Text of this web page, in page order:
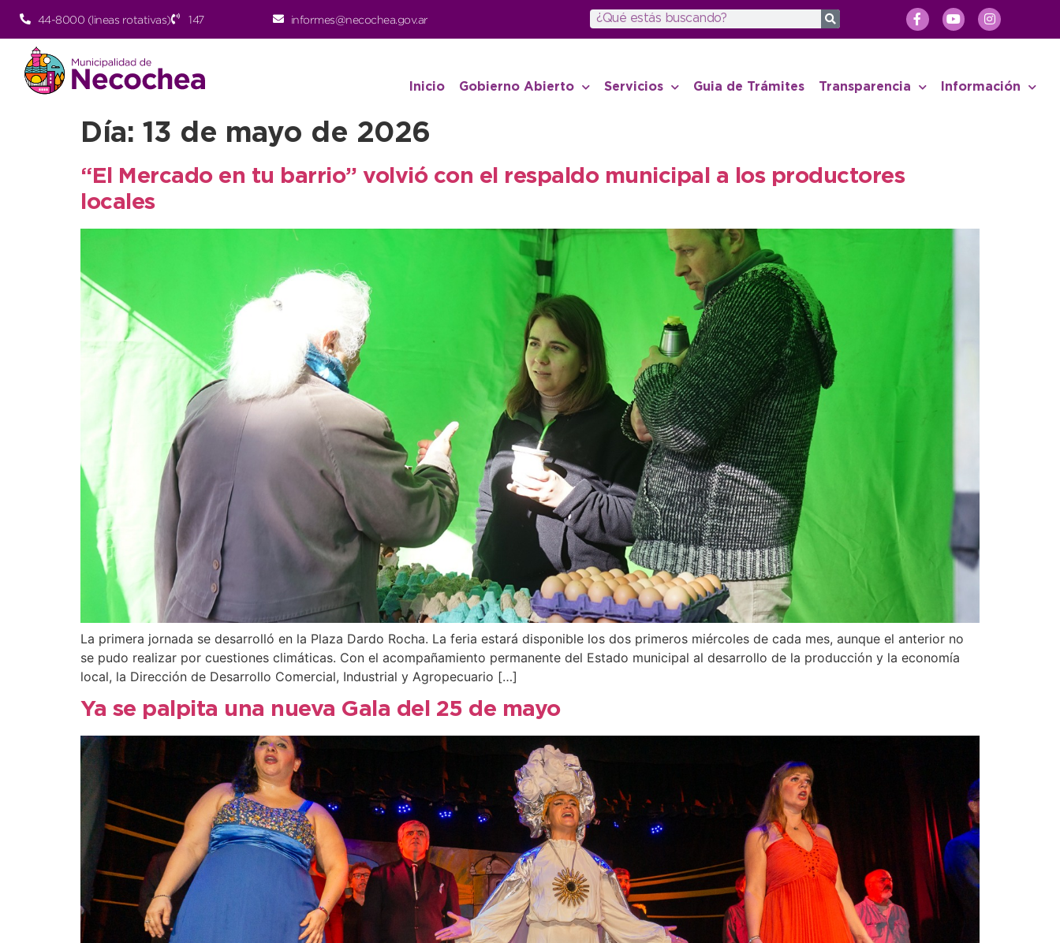
44-8000 (lineas rotativas) 147 informes@necochea.gov.ar
Inicio Gobierno Abierto Servicios Guia de Trámites Transparencia Información
Día: 13 de mayo de 2026
“El Mercado en tu barrio” volvió con el respaldo municipal a los productores
locales
La primera jornada se desarrolló en la Plaza Dardo Rocha. La feria estará disponible los dos primeros miércoles de cada mes, aunque el anterior no
se pudo realizar por cuestiones climáticas. Con el acompañamiento permanente del Estado municipal al desarrollo de la producción y la economía
local, la Dirección de Desarrollo Comercial, Industrial y Agropecuario […]
Ya se palpita una nueva Gala del 25 de mayo